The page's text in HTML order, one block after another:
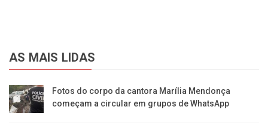
AS MAIS LIDAS
Fotos do corpo da cantora Marília Mendonça
começam a circular em grupos de WhatsApp